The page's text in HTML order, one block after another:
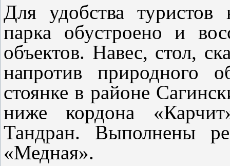
Для удобства туристов
парка обустроено и
объектов. Навес, стол,
напротив природного
стоянке в районе
ниже кордона
Тандран. Выполнены
«Медная».